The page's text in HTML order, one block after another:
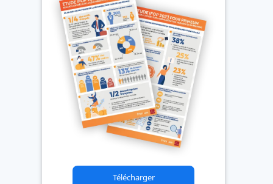
Télécharger